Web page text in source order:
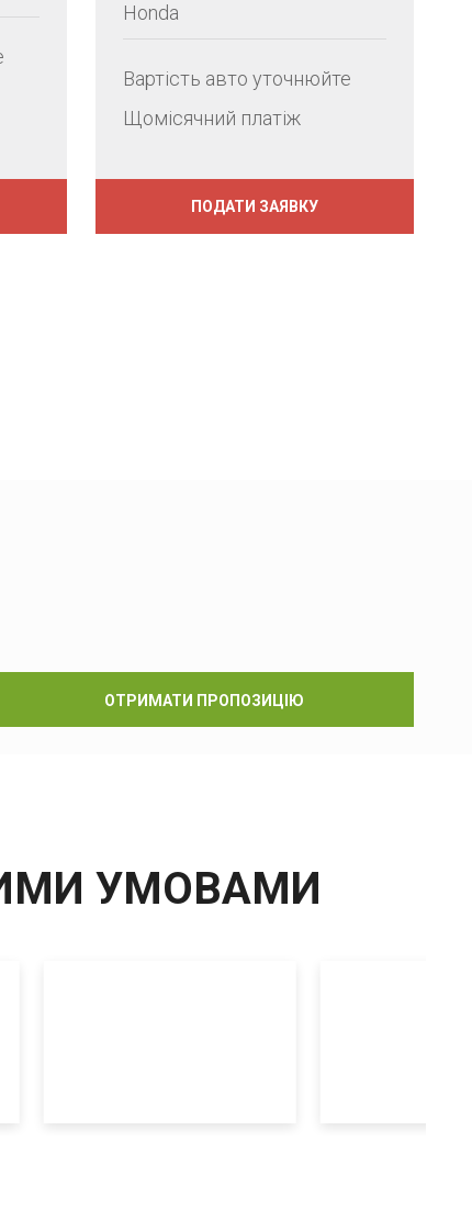
Honda
Вартість авто уточнюйте
Щомісячний платіж
ПОДАТИ ЗАЯВКУ
ОТРИМАТИ ПРОПОЗИЦІЮ
УМОВАМИ